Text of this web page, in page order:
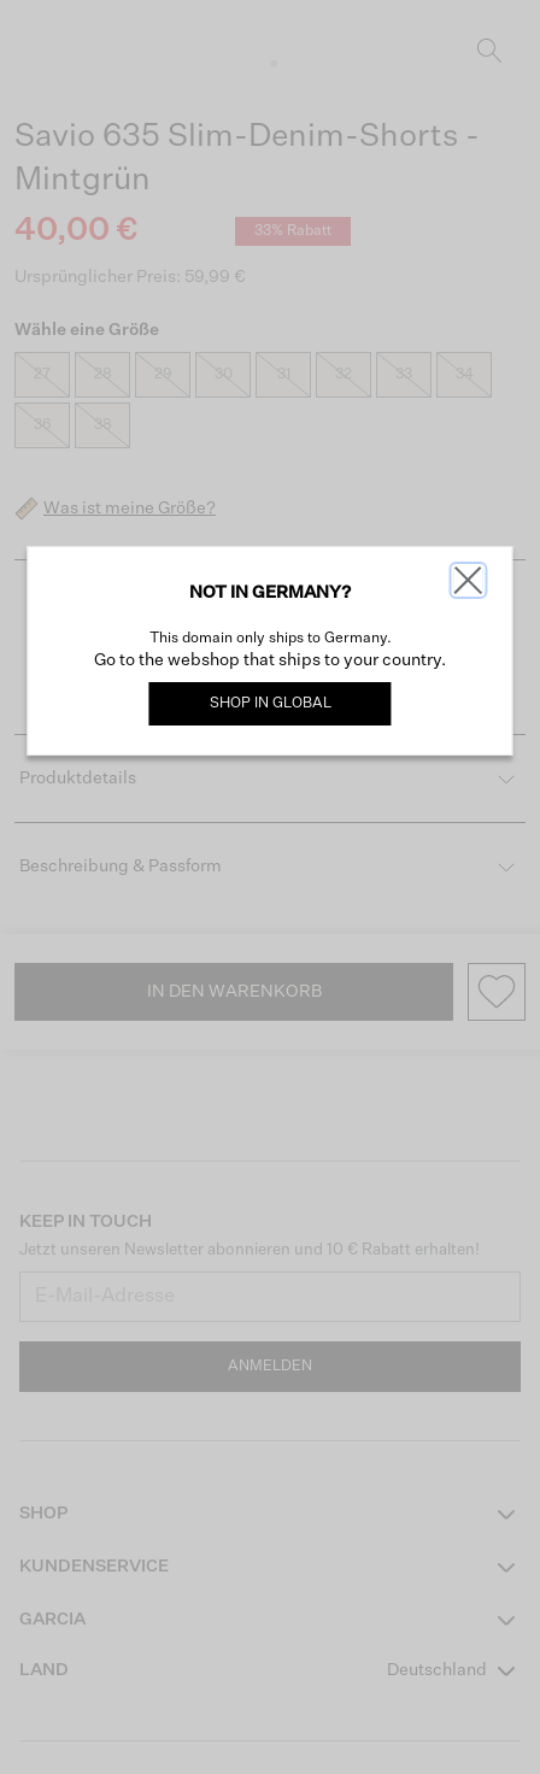
Savio 635 Slim-Denim-Shorts -
Mintgrün
40,00 €
33% Rabatt
Ursprünglicher Preis: 59,99 €
Wähle eine Größe
27 28 29 30 31 32 33 34
36 38
Was ist meine Größe?
Lieferzeit 3-4 Arbeitstagen
Einfache Rückgabe innerhalb von 30 Tagen
Produktdetails
Beschreibung & Passform
IN DEN WARENKORB
KEEP IN TOUCH
Jetzt unseren Newsletter abonnieren und 10 € Rabatt erhalten!
ANMELDEN
SHOP
Jungen Teens
KUNDENSERVICE
GARCIA
LAND Deutschland
NOT IN GERMANY?
This domain only ships to Germany.
Go to the webshop that ships to your country.
SHOP IN GLOBAL